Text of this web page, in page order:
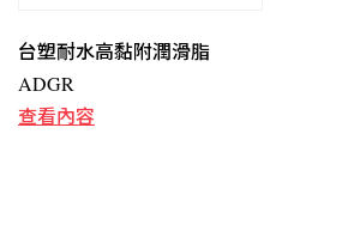
台塑耐水高黏附潤滑脂
ADGR
查看內容